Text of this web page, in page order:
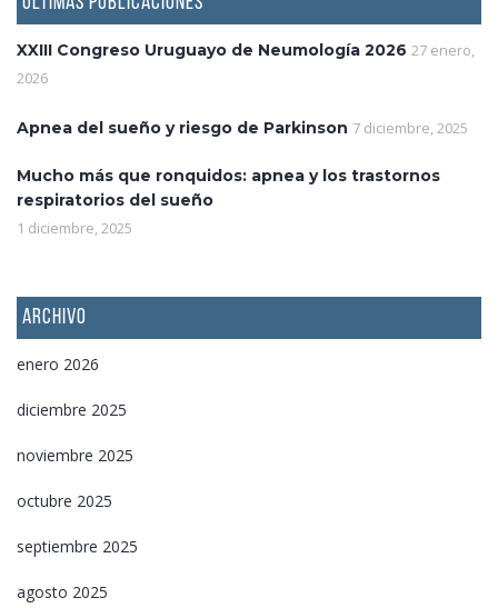
XXIII Congreso Uruguayo de Neumología 2026 27 enero,
2026
Apnea del sueño y riesgo de Parkinson 7 diciembre, 2025
Mucho más que ronquidos: apnea y los trastornos
respiratorios del sueño
1 diciembre, 2025
ARCHIVO
enero 2026
diciembre 2025
noviembre 2025
octubre 2025
septiembre 2025
agosto 2025